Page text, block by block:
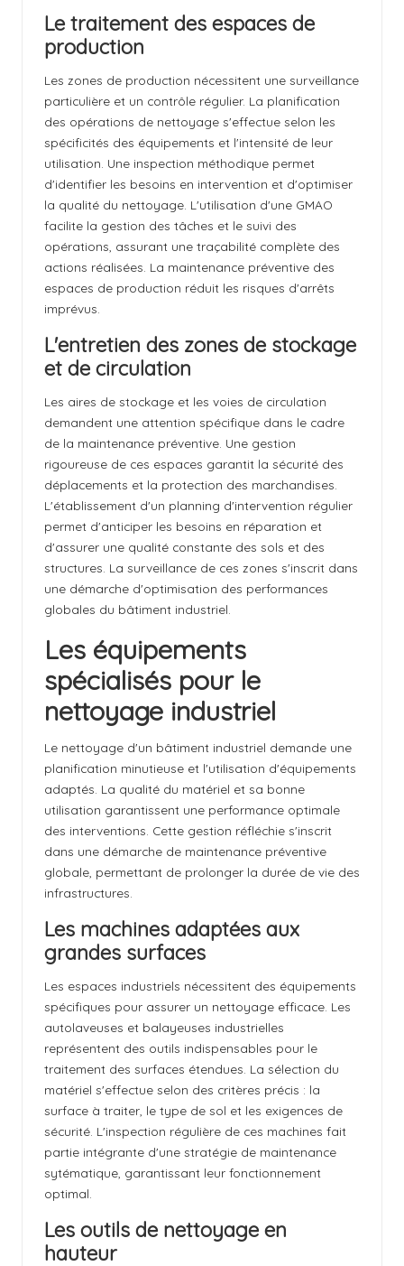
Le traitement des espaces de
production
Les zones de production nécessitent une surveillance
particulière et un contrôle régulier. La planification
des opérations de nettoyage s'effectue selon les
spécificités des équipements et l'intensité de leur
utilisation. Une inspection méthodique permet
d'identifier les besoins en intervention et d'optimiser
la qualité du nettoyage. L'utilisation d'une GMAO
facilite la gestion des tâches et le suivi des
opérations, assurant une traçabilité complète des
actions réalisées. La maintenance préventive des
espaces de production réduit les risques d'arrêts
imprévus.
L'entretien des zones de stockage
et de circulation
Les aires de stockage et les voies de circulation
demandent une attention spécifique dans le cadre
de la maintenance préventive. Une gestion
rigoureuse de ces espaces garantit la sécurité des
déplacements et la protection des marchandises.
L'établissement d'un planning d'intervention régulier
permet d'anticiper les besoins en réparation et
d'assurer une qualité constante des sols et des
structures. La surveillance de ces zones s'inscrit dans
une démarche d'optimisation des performances
globales du bâtiment industriel.
Les équipements
spécialisés pour le
nettoyage industriel
Le nettoyage d'un bâtiment industriel demande une
planification minutieuse et l'utilisation d'équipements
adaptés. La qualité du matériel et sa bonne
utilisation garantissent une performance optimale
des interventions. Cette gestion réfléchie s'inscrit
dans une démarche de maintenance préventive
globale, permettant de prolonger la durée de vie des
infrastructures.
Les machines adaptées aux
grandes surfaces
Les espaces industriels nécessitent des équipements
spécifiques pour assurer un nettoyage efficace. Les
autolaveuses et balayeuses industrielles
représentent des outils indispensables pour le
traitement des surfaces étendues. La sélection du
matériel s'effectue selon des critères précis : la
surface à traiter, le type de sol et les exigences de
sécurité. L'inspection régulière de ces machines fait
partie intégrante d'une stratégie de maintenance
sytématique, garantissant leur fonctionnement
optimal.
Les outils de nettoyage en
hauteur